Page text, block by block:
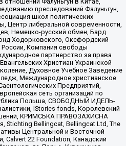
преследований Фалуньгун,
школ политических
Центр либеральной современности,
Немецко-русский обмен, Бард
Ходорковского, Оксфордский
Компания свободы
партнерство за права
Христиан Украинской
Духовное Учебное Заведение
Международное христианское
Предприятий,
сеть организаций по
Польша, СВОБОДНЫЙ ИДЕЛЬ-
IStories fonds, Королевский
КРИМСЬКА ПРАВОЗАХИСНА
Stichting Bellingcat, Bellingcat Ltd, The
Центральной и Восточной
22 Foundation, Канадский